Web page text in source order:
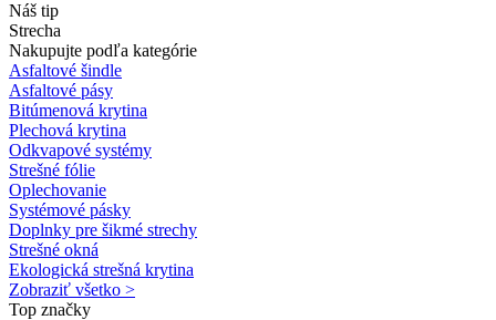
Náš tip
Strecha
Nakupujte podľa kategórie
Asfaltové šindle
Asfaltové pásy
Bitúmenová krytina
Plechová krytina
Odkvapové systémy
Strešné fólie
Oplechovanie
Systémové pásky
Doplnky pre šikmé strechy
Strešné okná
Ekologická strešná krytina
Zobraziť všetko >
Top značky